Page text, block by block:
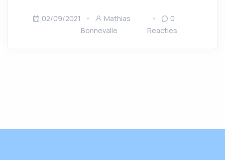
02/09/2021
Mathias
Bonnevalle
0
Reacties